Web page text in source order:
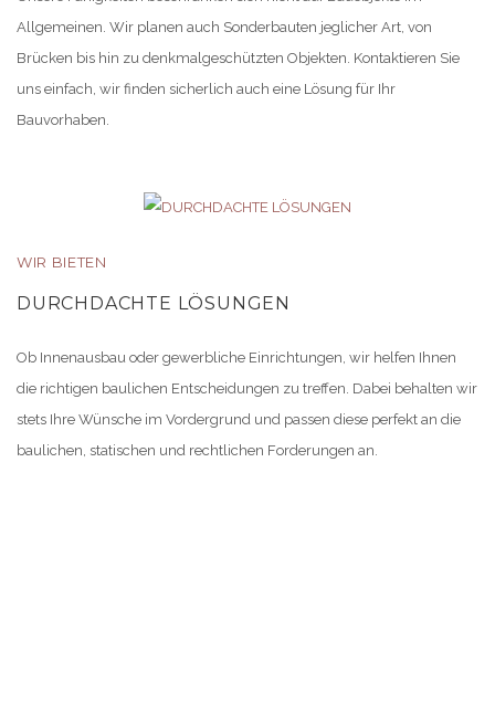
Allgemeinen. Wir planen auch Sonderbauten jeglicher Art, von
Brücken bis hin zu denkmalgeschützten Objekten. Kontaktieren Sie
uns einfach, wir finden sicherlich auch eine Lösung für Ihr
Bauvorhaben.
WIR BIETEN
DURCHDACHTE LÖSUNGEN
Ob Innenausbau oder gewerbliche Einrichtungen, wir helfen Ihnen
die richtigen baulichen Entscheidungen zu treffen. Dabei behalten wir
stets Ihre Wünsche im Vordergrund und passen diese perfekt an die
baulichen, statischen und rechtlichen Forderungen an.